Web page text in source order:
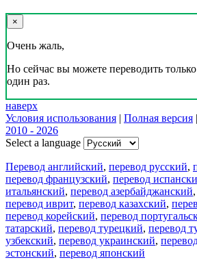
×
Очень жаль,
Но сейчас вы можете переводить только
один раз.
наверх
Условия использования | Полная версия |
2010 - 2026
Select a language
Перевод английский, перевод русский,
перевод французский, перевод
итальянский, перевод азербайджанский,
перевод иврит, перевод казахский,
перевод корейский, перевод
татарский, перевод турецкий, перевод
узбекский, перевод украинский,
эстонский, перевод японский